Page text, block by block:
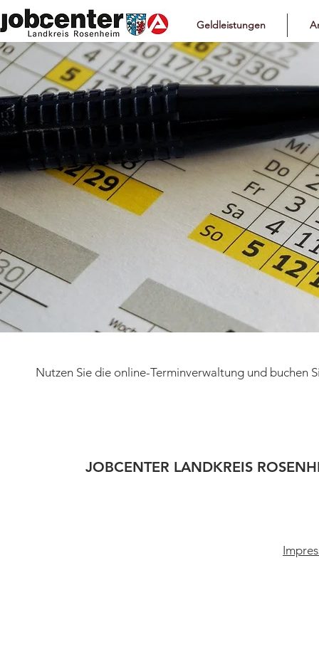
Geldleistungen
Nutzen Sie die online-Terminverwaltung und buchen
JOBCENTER LANDKREIS